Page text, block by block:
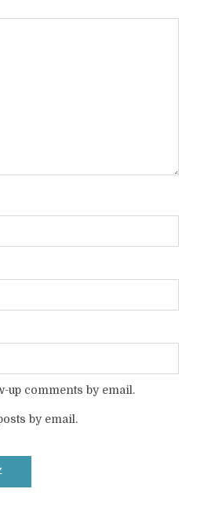
up comments by email.
by email.